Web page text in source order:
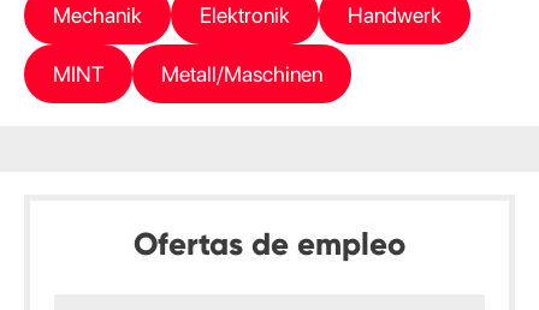
Mechanik Elektronik Handwerk
MINT Metall/Maschinen
Ofertas de empleo